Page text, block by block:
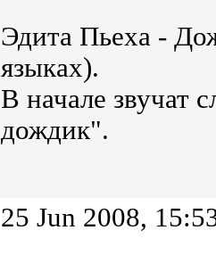
Эдита Пьеха -
языках).
В начале звучат
дождик".
25 Jun 2008,